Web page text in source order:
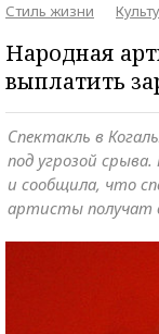
Стиль жизни
Народная
выплатить
Спектакль в
под угрозой
и сообщила, что
артисты получат